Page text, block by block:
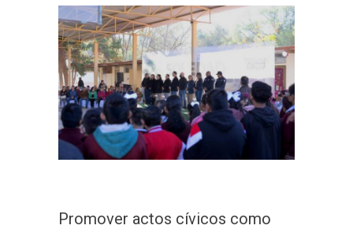
Promover actos cívicos como